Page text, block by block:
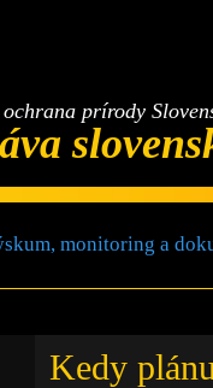
ochrana prírody
monitoring a
Kedy